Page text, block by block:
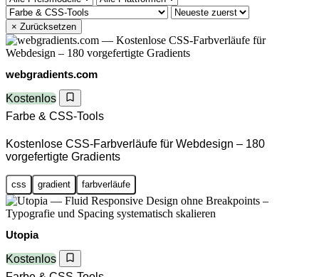
× Zurücksetzen
webgradients.com
Kostenlos
Farbe & CSS-Tools
Kostenlose CSS-Farbverläufe für Webdesign – 180
vorgefertigte Gradients
css gradient farbverläufe
Utopia
Kostenlos